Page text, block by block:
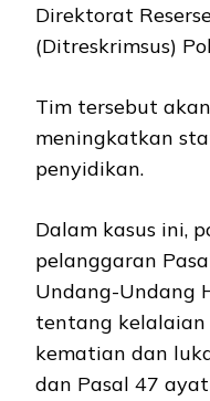
Direktorat
(Ditreskrimsus)
Tim tersebut
meningkatkan
penyidikan.
Dalam kasus ini,
pelanggaran
Undang-Undang
tentang kelalaian
kematian dan
dan Pasal 47